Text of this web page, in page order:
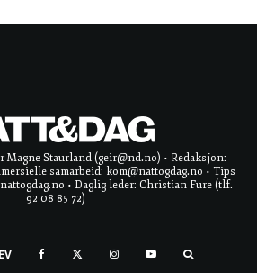
Magne Staurland (geir@nd.no) • Redaksjon:
samarbeid: kom@nattogdag.no • Tips
• Daglig leder: Christian Fure (tlf.
92 08 85 72)